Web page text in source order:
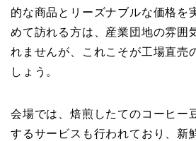
的な商品とリーズナブルな価格を
めて訪れる方は、産業団地の雰囲
れませんが、これこそが工場直売
しょう。
会場では、焙煎したてのコーヒー
するサービスも行われており、新